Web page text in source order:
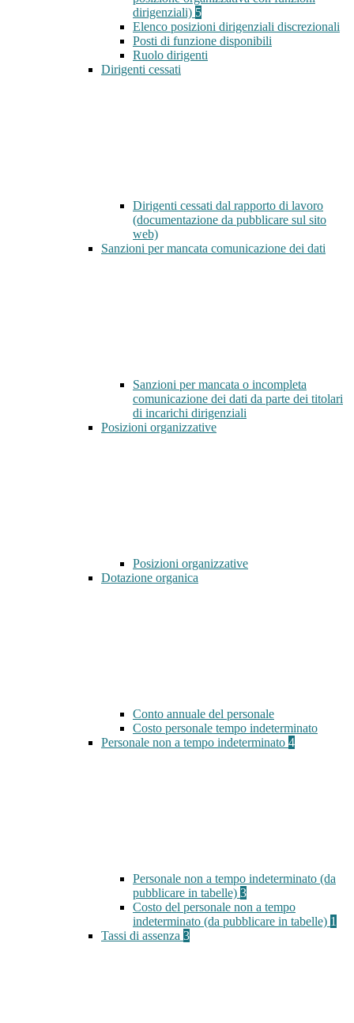
dirigenziali) 5
Elenco posizioni dirigenziali discrezionali
Posti di funzione disponibili
Ruolo dirigenti
Dirigenti cessati
Dirigenti cessati dal rapporto di lavoro
(documentazione da pubblicare sul sito
web)
Sanzioni per mancata comunicazione dei dati
Sanzioni per mancata o incompleta
comunicazione dei dati da parte dei titolari
di incarichi dirigenziali
Posizioni organizzative
Posizioni organizzative
Dotazione organica
Conto annuale del personale
Costo personale tempo indeterminato
Personale non a tempo indeterminato 4
Personale non a tempo indeterminato (da
pubblicare in tabelle) 3
Costo del personale non a tempo
indeterminato (da pubblicare in tabelle) 1
Tassi di assenza 3